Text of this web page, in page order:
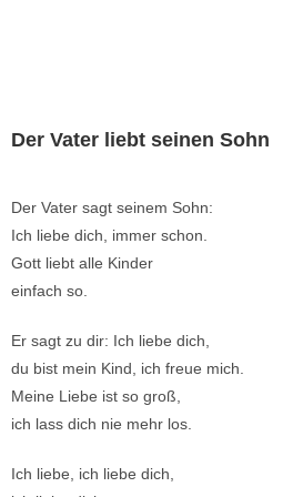
Der Vater liebt seinen Sohn
Der Vater sagt seinem Sohn:
Ich liebe dich, immer schon.
Gott liebt alle Kinder
einfach so.
Er sagt zu dir: Ich liebe dich,
du bist mein Kind, ich freue mich.
Meine Liebe ist so groß,
ich lass dich nie mehr los.
Ich liebe, ich liebe dich,